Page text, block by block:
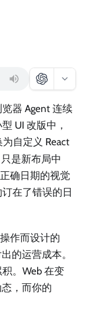
器 Agent 连续
UI 改版中，
为自定义 React
是新布局中
确日期的视觉
在了错误的日
作而设计的
的运营成本。
。Web 在变
，而你的